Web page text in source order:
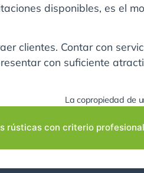
disponibles, es el
clientes. Contar con
con suficiente
La copropiedad de
rústicas con criterio